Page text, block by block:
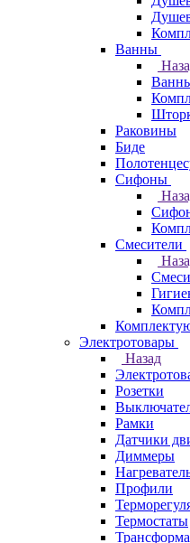
Ванны
Раковины
Биде
Сифоны
Смесители
Электротовары
Назад
Розетки
Рамки
Датчики
Диммеры
Профили
Термостаты